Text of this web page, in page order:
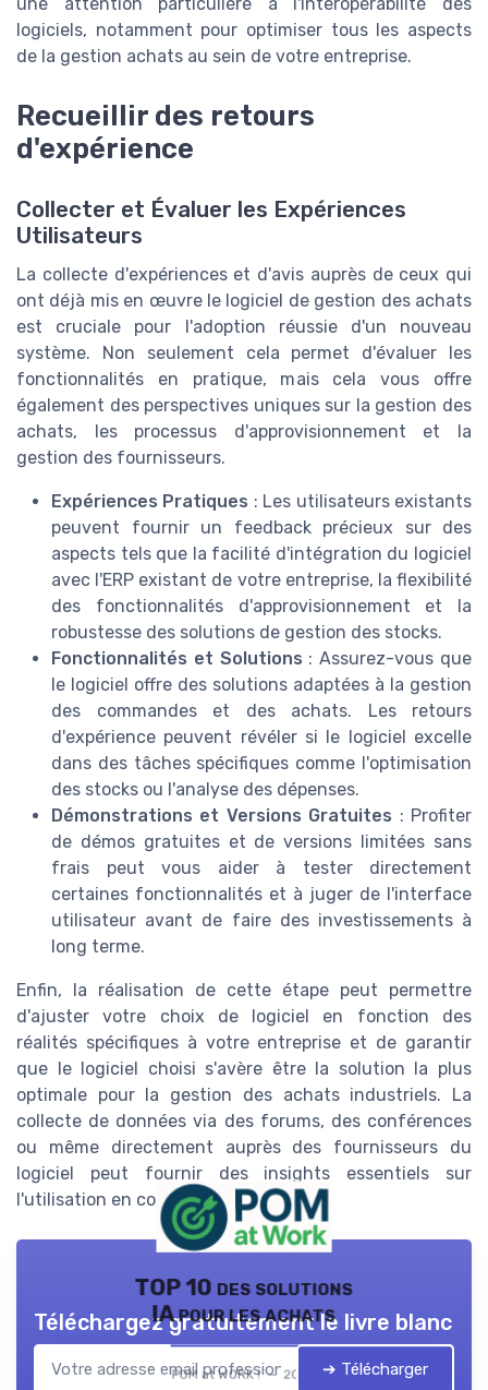
une attention particulière à l'interopérabilité des
logiciels, notamment pour optimiser tous les aspects
de la gestion achats au sein de votre entreprise.
Recueillir des retours
d'expérience
Collecter et Évaluer les Expériences
Utilisateurs
La collecte d'expériences et d'avis auprès de ceux qui
ont déjà mis en œuvre le logiciel de gestion des achats
est cruciale pour l'adoption réussie d'un nouveau
système. Non seulement cela permet d'évaluer les
fonctionnalités en pratique, mais cela vous offre
également des perspectives uniques sur la gestion des
achats, les processus d'approvisionnement et la
gestion des fournisseurs.
Expériences Pratiques : Les utilisateurs existants
peuvent fournir un feedback précieux sur des
aspects tels que la facilité d'intégration du logiciel
avec l'ERP existant de votre entreprise, la flexibilité
des fonctionnalités d'approvisionnement et la
robustesse des solutions de gestion des stocks.
Fonctionnalités et Solutions : Assurez-vous que
le logiciel offre des solutions adaptées à la gestion
des commandes et des achats. Les retours
d'expérience peuvent révéler si le logiciel excelle
dans des tâches spécifiques comme l'optimisation
des stocks ou l'analyse des dépenses.
Démonstrations et Versions Gratuites : Profiter
de démos gratuites et de versions limitées sans
frais peut vous aider à tester directement
certaines fonctionnalités et à juger de l'interface
utilisateur avant de faire des investissements à
long terme.
Enfin, la réalisation de cette étape peut permettre
d'ajuster votre choix de logiciel en fonction des
réalités spécifiques à votre entreprise et de garantir
que le logiciel choisi s'avère être la solution la plus
optimale pour la gestion des achats industriels. La
collecte de données via des forums, des conférences
ou même directement auprès des fournisseurs du
logiciel peut fournir des insights essentiels sur
l'utilisation en conditions réelles.
TOP 10 des solutions
IA pour les achats
POM at WORK ! — 2026
Téléchargez gratuitement le livre blanc
➔ Télécharger